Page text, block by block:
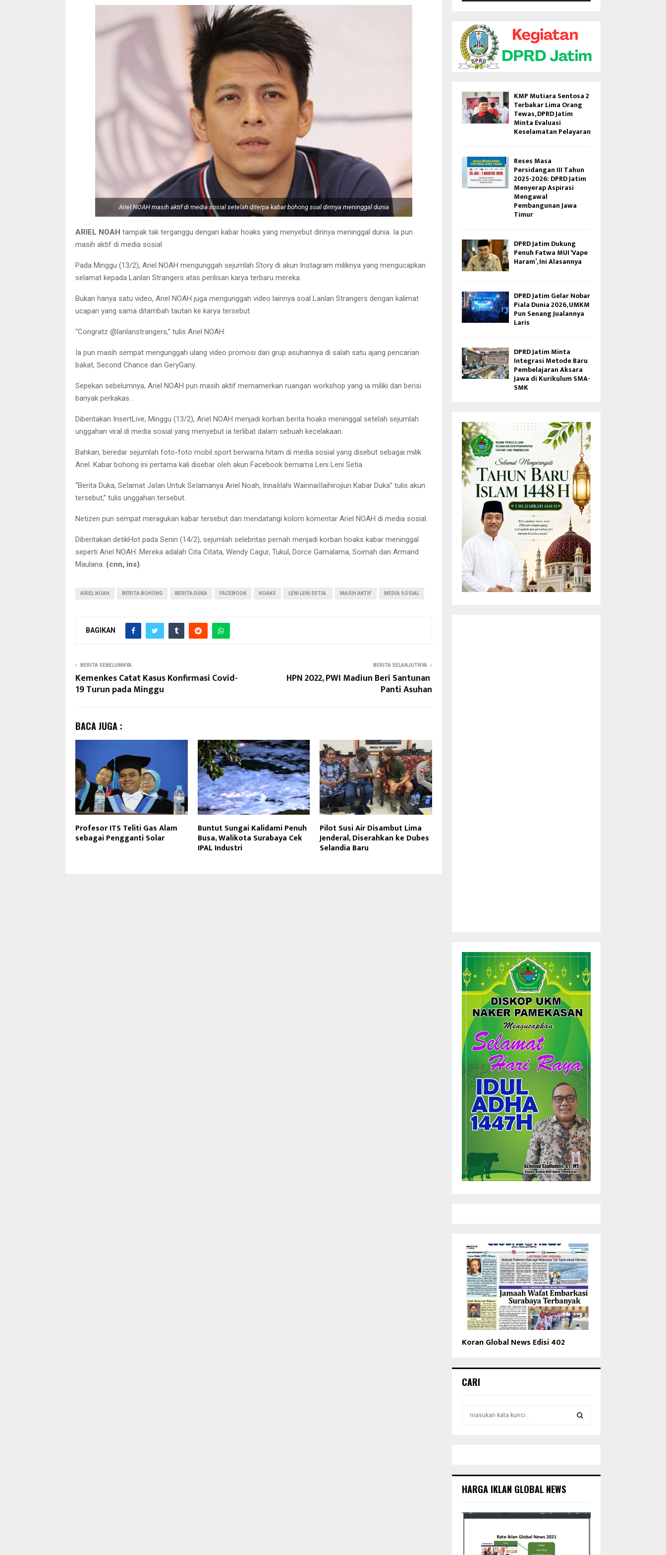
Ariel NOAH masih aktif di media sosial setelah diterpa kabar bohong soal dirinya meninggal dunia
ARIEL NOAH tampak tak terganggu dengan kabar hoaks yang menyebut dirinya meninggal dunia. Ia pun
masih aktif di media sosial.
Pada Minggu (13/2), Ariel NOAH mengunggah sejumlah Story di akun Instagram miliknya yang mengucapkan
selamat kepada Lanlan Strangers atas perilisan karya terbaru mereka.
Bukan hanya satu video, Ariel NOAH juga mengunggah video lainnya soal Lanlan Strangers dengan kalimat
ucapan yang sama ditambah tautan ke karya tersebut.
“Congratz @lanlanstrangers,” tulis Ariel NOAH.
Ia pun masih sempat mengunggah ulang video promosi dari grup asuhannya di salah satu ajang pencarian
bakat, Second Chance dan GeryGany.
Sepekan sebelumnya, Ariel NOAH pun masih aktif memamerkan ruangan workshop yang ia miliki dan berisi
banyak perkakas. .
Diberitakan InsertLive, Minggu (13/2), Ariel NOAH menjadi korban berita hoaks meninggal setelah sejumlah
unggahan viral di media sosial yang menyebut ia terlibat dalam sebuah kecelakaan.
Bahkan, beredar sejumlah foto-foto mobil sport berwarna hitam di media sosial yang disebut sebagai milik
Ariel. Kabar bohong ini pertama kali disebar oleh akun Facebook bernama Leni Leni Setia.
“Berita Duka, SeIamat JaIan Untuk SeIamanya Ariel Noah, InnaIiIahi WainnaiIIaihirojiun Kabar Duka” tulis akun
tersebut,” tulis unggahan tersebut.
Netizen pun sempat meragukan kabar tersebut dan mendatangi kolom komentar Ariel NOAH di media sosial.
Diberitakan detikHot pada Senin (14/2), sejumlah selebritas pernah menjadi korban hoaks kabar meninggal
seperti Ariel NOAH. Mereka adalah Cita Citata, Wendy Cagur, Tukul, Dorce Gamalama, Soimah dan Armand
Maulana. (cnn, ins)
ARIEL NOAH BERITA BOHONG BERITA DUKA FACEBOOK HOAKS LENI LENI SETIA. MASIH AKTIF MEDIA SOSIAL
BAGIKAN
BERITA SEBELUMNYA
Kemenkes Catat Kasus Konfirmasi Covid-
19 Turun pada Minggu
BERITA SELANJUTNYA
HPN 2022, PWI Madiun Beri Santunan
Panti Asuhan
BACA JUGA :
Profesor ITS Teliti Gas Alam
sebagai Pengganti Solar
Buntut Sungai Kalidami Penuh
Busa, Walikota Surabaya Cek
IPAL Industri
Pilot Susi Air Disambut Lima
Jenderal, Diserahkan ke Dubes
Selandia Baru
e
o
KMP Mutiara Sentosa 2
Terbakar Lima Orang
Tewas, DPRD Jatim
Minta Evaluasi
Keselamatan Pelayaran
Reses Masa
Persidangan III Tahun
2025-2026: DPRD Jatim
Menyerap Aspirasi
Mengawal
Pembangunan Jawa
Timur
DPRD Jatim Dukung
Penuh Fatwa MUI ‘Vape
Haram’, Ini Alasannya
DPRD Jatim Gelar Nobar
Piala Dunia 2026, UMKM
Pun Senang Jualannya
Laris
DPRD Jatim Minta
Integrasi Metode Baru
Pembelajaran Aksara
Jawa di Kurikulum SMA-
SMK
Koran Global News Edisi 402
CARI
r
A
C
HARGA IKLAN GLOBAL NEWS